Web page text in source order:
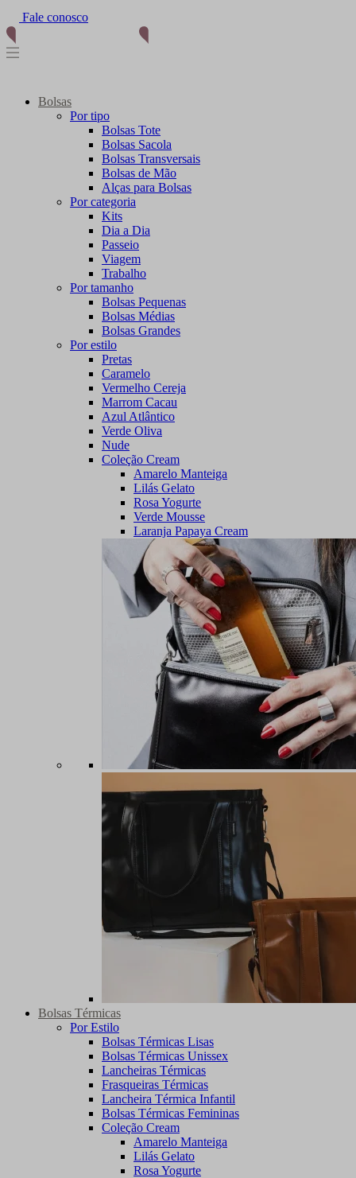
Fale conosco
Bolsas
Por tipo
Bolsas Tote
Bolsas Sacola
Bolsas Transversais
Bolsas de Mão
Alças para Bolsas
Por categoria
Kits
Dia a Dia
Passeio
Viagem
Trabalho
Por tamanho
Bolsas Pequenas
Bolsas Médias
Bolsas Grandes
Por estilo
Pretas
Caramelo
Vermelho Cereja
Marrom Cacau
Azul Atlântico
Verde Oliva
Nude
Coleção Cream
Amarelo Manteiga
Lilás Gelato
Rosa Yogurte
Verde Mousse
Laranja Papaya Cream
Bolsas Térmicas
Por Estilo
Bolsas Térmicas Lisas
Bolsas Térmicas Unissex
Lancheiras Térmicas
Frasqueiras Térmicas
Lancheira Térmica Infantil
Bolsas Térmicas Femininas
Coleção Cream
Amarelo Manteiga
Lilás Gelato
Rosa Yogurte